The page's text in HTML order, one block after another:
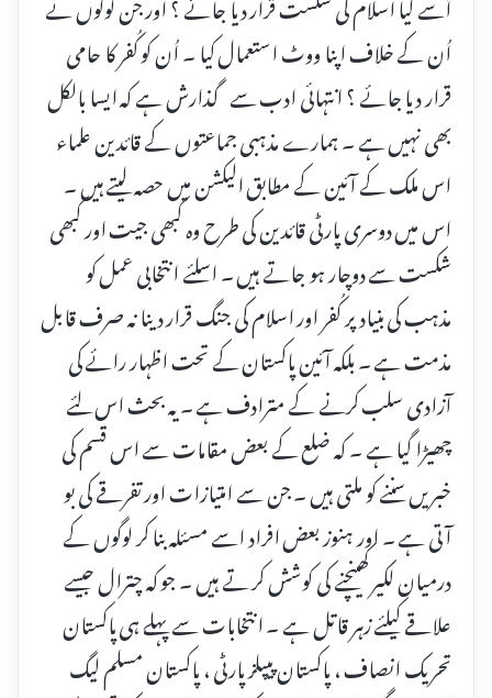
اُن کے خلاف اپنا ووٹ استعمال کیا ۔ اُن کو کُفر کا حامی
قرار دیا جائے ؟ انتہائی ادب سے گذارش ہے کہ ایسا بالکل
بھی نہیں ہے ۔ ہمارے مذہبی جماعتوں کے قائدین علماء
اس ملک کے آئین کے مطابق الیکشن میں حصہ لیتے ہیں ۔
اس میں دوسری پارٹی قائدین کی طرح وہ کبھی جیت اور کبھی
شکست سے دوچار ہو جاتے ہیں ۔ اسلئے انتخابی عمل کو
مذہب کی بنیاد پر کُفر اور اسلام کی جنگ قرار دینا نہ صرف قابل
مذمت ہے ۔ بلکہ آئین پاکستان کے تحت اظہار رائے کی
آزادی سلب کرنے کے مترادف ہے ۔ یہ بحث اس لئے
چھیڑا گیا ہے ۔ کہ ضلع کے بعض مقامات سے اس قسم کی
خبریں سننے کو ملتی ہیں ۔ جن سے امتیازات اور تفرقے کی بو
آتی ہے ۔ اور ہنوز بعض افراد اسے مسئلہ بنا کر لوگوں کے
درمیان لکیر کھینچنے کی کوشش کر تے ہیں ۔ جو کہ چترال جیسے
علاقے کیلئے زہر قاتل ہے ۔ انتخابات سے پہلے ہی پاکستان
تحریک انصاف ، پاکستان پیپلز پارٹی ، پاکستان مسلم لیگ